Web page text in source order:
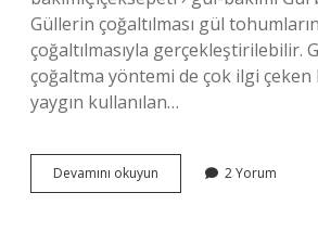
Güllerin çoğaltılması gül
çoğaltılmasıyla gerçekleştirilebilir.
çoğaltma yöntemi de çok ilgi
yaygın kullanılan…
Devamını okuyun
Dalından
2 Yorum